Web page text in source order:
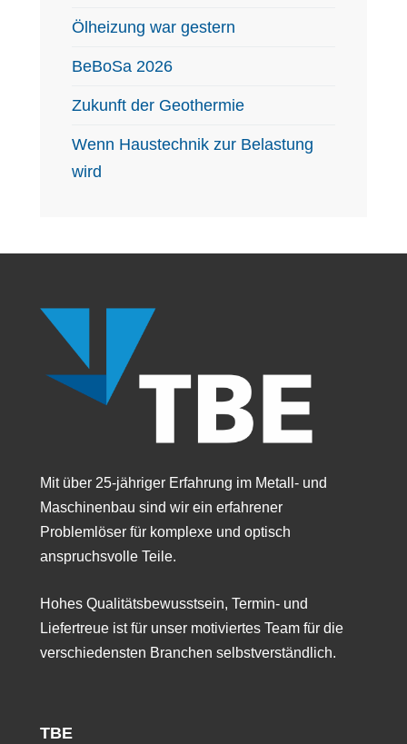
Ölheizung war gestern
BeBoSa 2026
Zukunft der Geothermie
Wenn Haustechnik zur Belastung
wird
Mit über 25-jähriger Erfahrung im Metall- und
Maschinenbau sind wir ein erfahrener
Problemlöser für komplexe und optisch
anspruchsvolle Teile.
Hohes Qualitätsbewusstsein, Termin- und
Liefertreue ist für unser motiviertes Team für die
verschiedensten Branchen selbstverständlich.
TBE